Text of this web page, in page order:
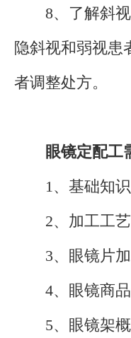
8、了解斜视
隐斜视和弱视患
者调整处方。
眼镜定配工需
1、基础知识
2、加工工艺
3、眼镜片加
4、眼镜商品
5、眼镜架概